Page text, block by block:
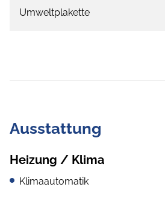
Umweltplakette
Ausstattung
Heizung / Klima
Klimaautomatik